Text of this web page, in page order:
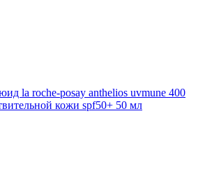
la roche-posay anthelios uvmune 400
кожи spf50+ 50 мл